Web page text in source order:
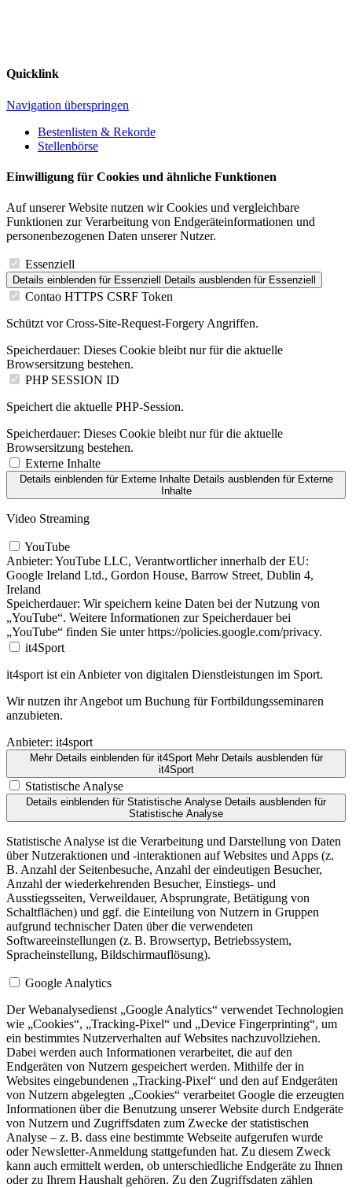
Quicklink
Navigation überspringen
Bestenlisten & Rekorde
Stellenbörse
Einwilligung für Cookies und ähnliche Funktionen
Auf unserer Website nutzen wir Cookies und vergleichbare
Funktionen zur Verarbeitung von Endgeräteinformationen und
personenbezogenen Daten unserer Nutzer.
Essenziell
Details einblenden für Essenziell Details ausblenden für Essenziell
Contao HTTPS CSRF Token
Schützt vor Cross-Site-Request-Forgery Angriffen.
Speicherdauer: Dieses Cookie bleibt nur für die aktuelle
Browsersitzung bestehen.
PHP SESSION ID
Speichert die aktuelle PHP-Session.
Speicherdauer: Dieses Cookie bleibt nur für die aktuelle
Browsersitzung bestehen.
Externe Inhalte
Details einblendenfür Externe Inhalte Details ausblendenfür Externe
Inhalte
Video Streaming
YouTube
Anbieter: YouTube LLC, Verantwortlicher innerhalb der EU:
Google Ireland Ltd., Gordon House, Barrow Street, Dublin 4,
Ireland
Speicherdauer: Wir speichern keine Daten bei der Nutzung von
„YouTube“. Weitere Informationen zur Speicherdauer bei
„YouTube“ finden Sie unter https://policies.google.com/privacy.
it4Sport
it4sport ist ein Anbieter von digitalen Dienstleistungen im Sport.
Wir nutzen ihr Angebot um Buchung für Fortbildungsseminaren
anzubieten.
Anbieter: it4sport
Mehr Details einblendenfür it4Sport Mehr Details ausblendenfür
it4Sport
Statistische Analyse
Details einblenden für Statistische Analyse Details ausblenden für
Statistische Analyse
Statistische Analyse ist die Verarbeitung und Darstellung von Daten
über Nutzeraktionen und -interaktionen auf Websites und Apps (z.
B. Anzahl der Seitenbesuche, Anzahl der eindeutigen Besucher,
Anzahl der wiederkehrenden Besucher, Einstiegs- und
Ausstiegsseiten, Verweildauer, Absprungrate, Betätigung von
Schaltflächen) und ggf. die Einteilung von Nutzern in Gruppen
aufgrund technischer Daten über die verwendeten
Softwareeinstellungen (z. B. Browsertyp, Betriebssystem,
Spracheinstellung, Bildschirmauflösung).
Google Analytics
Der Webanalysedienst „Google Analytics“ verwendet Technologien
wie „Cookies“, „Tracking-Pixel“ und „Device Fingerprinting“, um
ein bestimmtes Nutzerverhalten auf Websites nachzuvollziehen.
Dabei werden auch Informationen verarbeitet, die auf den
Endgeräten von Nutzern gespeichert werden. Mithilfe der in
Websites eingebundenen „Tracking-Pixel“ und den auf Endgeräten
von Nutzern abgelegten „Cookies“ verarbeitet Google die erzeugten
Informationen über die Benutzung unserer Website durch Endgeräte
von Nutzern und Zugriffsdaten zum Zwecke der statistischen
Analyse – z. B. dass eine bestimmte Webseite aufgerufen wurde
oder Newsletter-Anmeldung stattgefunden hat. Zu diesem Zweck
kann auch ermittelt werden, ob unterschiedliche Endgeräte zu Ihnen
oder zu Ihrem Haushalt gehören. Zu den Zugriffsdaten zählen